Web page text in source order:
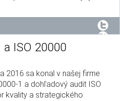
a ISO 20000
2016 sa konal v našej firme
1 a dohľadový audit ISO
kvality a strategického